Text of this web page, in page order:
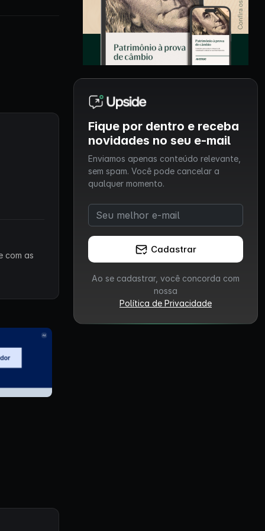
com as
Fique por dentro e receba
novidades no seu e-mail
Enviamos apenas conteúdo relevante,
sem spam. Você pode cancelar a
qualquer momento.
Cadastrar
Ao se cadastrar, você concorda com
nossa
Política de Privacidade